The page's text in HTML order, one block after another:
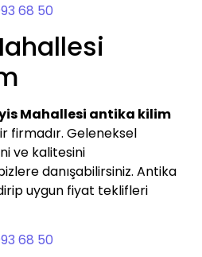
68 50
Mahallesi antika kilim
firmadır. Geleneksel
ve kalitesini
danışabilirsiniz. Antika
uygun fiyat teklifleri
68 50